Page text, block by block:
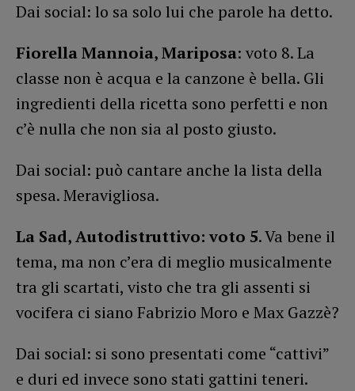
Dai social: lo sa solo lui che parole ha detto.
Fiorella Mannoia, Mariposa: voto 8. La
classe non è acqua e la canzone è bella. Gli
ingredienti della ricetta sono perfetti e non
c’è nulla che non sia al posto giusto.
Dai social: può cantare anche la lista della
spesa. Meravigliosa.
La Sad, Autodistruttivo: voto 5. Va bene il
tema, ma non c’era di meglio musicalmente
tra gli scartati, visto che tra gli assenti si
vocifera ci siano Fabrizio Moro e Max Gazzè?
Dai social: si sono presentati come “cattivi”
e duri ed invece sono stati gattini teneri.